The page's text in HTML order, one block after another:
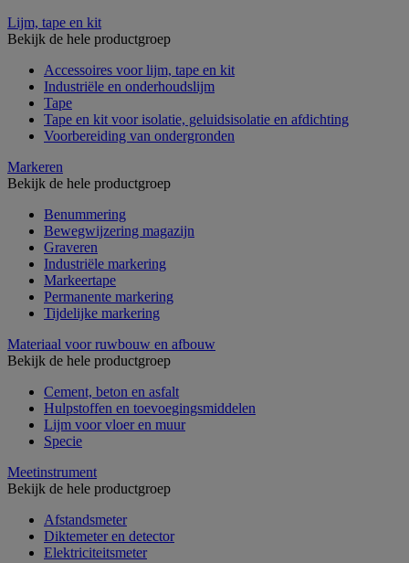
Lijm, tape en kit
Bekijk de hele productgroep
Accessoires voor lijm, tape en kit
Industriële en onderhoudslijm
Tape
Tape en kit voor isolatie, geluidsisolatie en afdichting
Voorbereiding van ondergronden
Markeren
Bekijk de hele productgroep
Benummering
Bewegwijzering magazijn
Graveren
Industriële markering
Markeertape
Permanente markering
Tijdelijke markering
Materiaal voor ruwbouw en afbouw
Bekijk de hele productgroep
Cement, beton en asfalt
Hulpstoffen en toevoegingsmiddelen
Lijm voor vloer en muur
Specie
Meetinstrument
Bekijk de hele productgroep
Afstandsmeter
Diktemeter en detector
Elektriciteitsmeter